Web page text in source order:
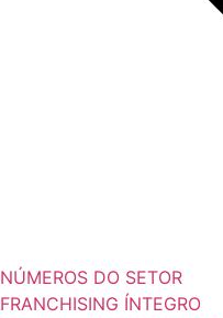
NÚMEROS DO SETOR
FRANCHISING ÍNTEGRO